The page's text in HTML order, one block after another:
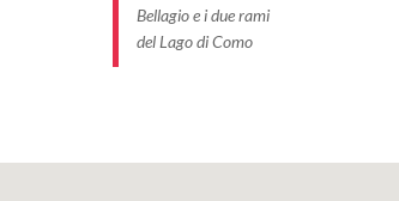
Bellagio e i due rami
del Lago di Como